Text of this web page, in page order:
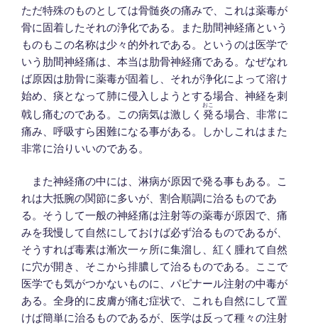
ただ特殊のものとしては骨髄炎の痛みで、これは薬毒が
骨に固着したそれの浄化である。また肋間神経痛という
ものもこの名称は少々的外れである。というのは医学で
いう肋間神経痛は、本当は肋骨神経痛である。なぜなれ
ば原因は肋骨に薬毒が固着し、それが浄化によって溶け
始め、痰となって肺に侵入しようとする場合、神経を刺
戟し痛むのである。この病気は激しく 発
おこ
る場合、非常に
痛み、呼吸すら困難になる事がある。しかしこれはまた
非常に治りいいのである。
また神経痛の中には、淋病が原因で発る事もある。こ
れは大抵腕の関節に多いが、割合順調に治るものであ
る。そうして一般の神経痛は注射等の薬毒が原因で、痛
みを我慢して自然にしておけば必ず治るものであるが、
そうすれば毒素は漸次一ヶ所に集溜し、紅く腫れて自然
に穴が開き、そこから排膿して治るものである。ここで
医学でも気がつかないものに、パピナール注射の中毒が
ある。全身的に皮膚が痛む症状で、これも自然にして置
けば簡単に治るものであるが、医学は反って種々の注射